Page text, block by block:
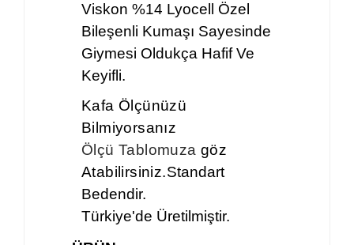
Viskon %14 Lyocell Özel
Bileşenli Kumaşı Sayesinde
Giymesi Oldukça Hafif Ve
Keyifli.
Kafa Ölçünüzü
Bilmiyorsanız
Ölçü Tablomuza göz
Atabilirsiniz.Standart
Bedendir.
Türkiye'de Üretilmiştir.